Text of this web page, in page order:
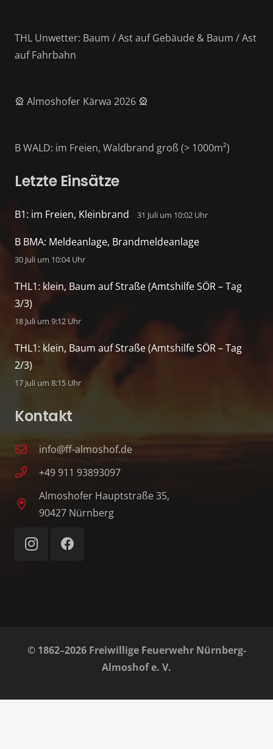
THL Unwetter: Baum / Ast auf Gebäude & Baum / Ast
auf Fahrbahn
🎡 Almoshofer Kärwa 2026 🎡
B WALD: im Freien, Waldbrand groß (> 1000m²)
Letzte Einsätze
B1: im Freien, Kleinbrand 31 Juli um 10:02 Uhr
B BMA: Meldeanlage, Brandmeldeanlage
30 Juli um 10:04 Uhr
THL1: klein, Baum auf Straße (Amtshilfe SÖR – Tag
3/3)
18 Juli um 9:12 Uhr
THL1: klein, Baum auf Straße (Amtshilfe SÖR – Tag
2/3)
17 Juli um 8:15 Uhr
Kontakt
info@ff-almoshof.de
+49 911 93893097
Almoshofer Hauptstraße 35,
90427 Nürnberg
© 1862–2026 Freiwillige Feuerwehr Nürnberg-
Almoshof e. V.
Home